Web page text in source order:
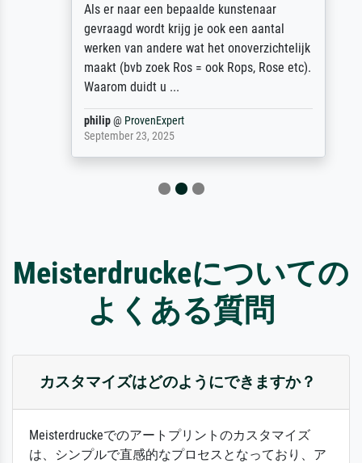
Als er naar een bepaalde kunstenaar
gevraagd wordt krijg je ook een aantal
werken van andere wat het onoverzichtelijk
maakt (bvb zoek Ros = ook Rops, Rose etc).
Waarom duidt u ...
philip@ProvenExpert
September 23, 2025
Meisterdruckeについての
よくある質問
カスタマイズはどのようにできますか？
Meisterdruckeでのアートプリントのカスタマイズ
は、シンプルで直感的なプロセスとなっており、ア